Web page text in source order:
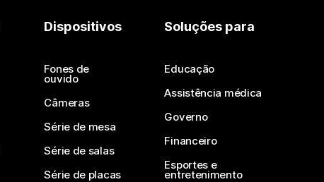
Dispositivos
Fones de
ouvido
Câmeras
Série de mesa
Série de salas
Série de placas
Soluções para
Educação
Assistência médica
Governo
Financeiro
Esportes e
entretenimento